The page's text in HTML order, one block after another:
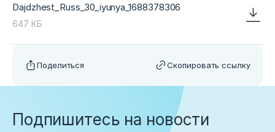
Dajdzhest_Russ_30_iyunya_1688378306
647 КБ
Поделиться Скопировать ссылку
Подпишитесь на новости